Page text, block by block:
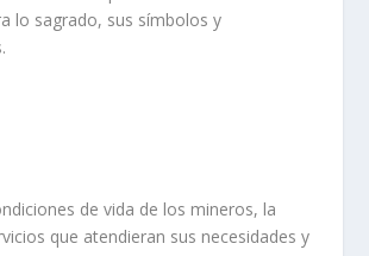
lo sagrado, sus sí­mbo­los y
de vida de los mineros, la
que aten­dieran sus necesidades y